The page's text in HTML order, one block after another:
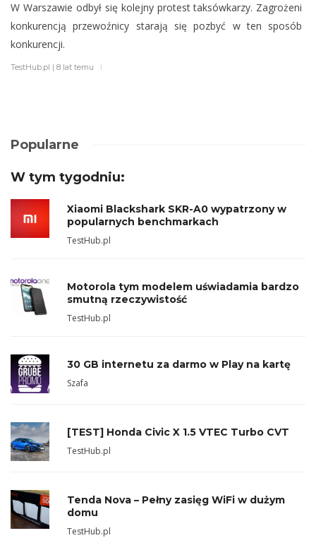
W Warszawie odbył się kolejny protest taksówkarzy. Zagrożeni
konkurencją przewoźnicy starają się pozbyć w ten sposób
konkurencji.
TestHub.pl | 8 lat temu
Popularne
W tym tygodniu:
Xiaomi Blackshark SKR-A0 wypatrzony w
popularnych benchmarkach
TestHub.pl
Motorola tym modelem uświadamia bardzo
smutną rzeczywistość
TestHub.pl
30 GB internetu za darmo w Play na kartę
Szafa
[TEST] Honda Civic X 1.5 VTEC Turbo CVT
TestHub.pl
Tenda Nova – Pełny zasięg WiFi w dużym
domu
TestHub.pl